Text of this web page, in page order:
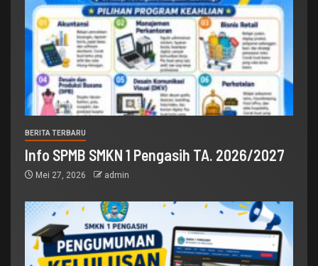
BERITA TERBARU
Info SPMB SMKN 1 Pengasih TA. 2026/2027
Mei 27, 2026 admin